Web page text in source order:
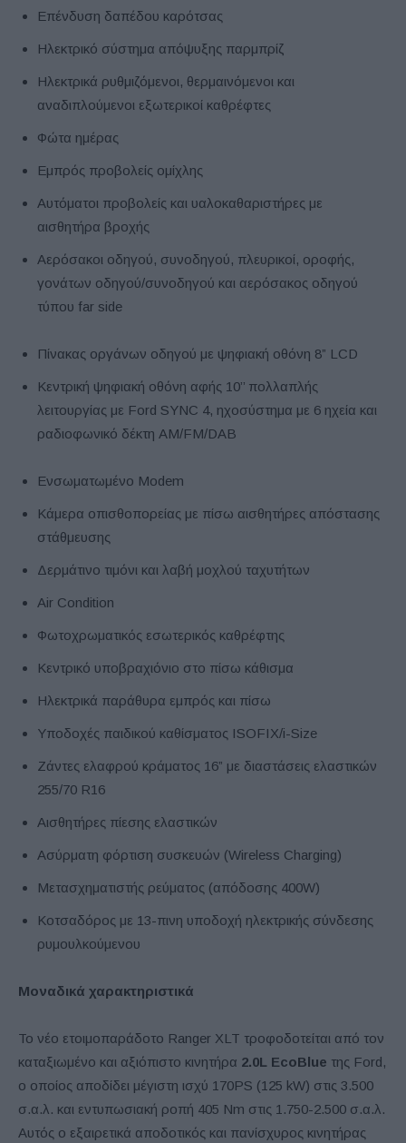
Επένδυση δαπέδου καρότσας
Ηλεκτρικό σύστημα απόψυξης παρμπρίζ
Ηλεκτρικά ρυθμιζόμενοι, θερμαινόμενοι και
αναδιπλούμενοι εξωτερικοί καθρέφτες
Φώτα ημέρας
Εμπρός προβολείς ομίχλης
Αυτόματοι προβολείς και υαλοκαθαριστήρες με
αισθητήρα βροχής
Αερόσακοι οδηγού, συνοδηγού, πλευρικοί, οροφής,
γονάτων οδηγού/συνοδηγού και αερόσακος οδηγού
τύπου far side
Πίνακας οργάνων οδηγού με ψηφιακή οθόνη 8” LCD
Κεντρική ψηφιακή οθόνη αφής 10’’ πολλαπλής
λειτουργίας με Ford SYNC 4, ηχοσύστημα με 6 ηχεία και
ραδιοφωνικό δέκτη AM/FM/DAB
Ενσωματωμένο Modem
Κάμερα οπισθοπορείας με πίσω αισθητήρες απόστασης
στάθμευσης
Δερμάτινο τιμόνι και λαβή μοχλού ταχυτήτων
Air Condition
Φωτοχρωματικός εσωτερικός καθρέφτης
Κεντρικό υποβραχιόνιο στο πίσω κάθισμα
Ηλεκτρικά παράθυρα εμπρός και πίσω
Υποδοχές παιδικού καθίσματος ISOFIX/i-Size
Ζάντες ελαφρού κράματος 16” με διαστάσεις ελαστικών
255/70 R16
Αισθητήρες πίεσης ελαστικών
Ασύρματη φόρτιση συσκευών (Wireless Charging)
Μετασχηματιστής ρεύματος (απόδοσης 400W)
Κοτσαδόρος με 13-πινη υποδοχή ηλεκτρικής σύνδεσης
ρυμουλκούμενου
Μοναδικά χαρακτηριστικά
Το νέο ετοιμοπαράδοτο Ranger XLT τροφοδοτείται από τον
καταξιωμένο και αξιόπιστο κινητήρα 2.0L EcoBlue της Ford,
ο οποίος αποδίδει μέγιστη ισχύ 170PS (125 kW) στις 3.500
σ.α.λ. και εντυπωσιακή ροπή 405 Nm στις 1.750-2.500 σ.α.λ.
Αυτός ο εξαιρετικά αποδοτικός και πανίσχυρος κινητήρας